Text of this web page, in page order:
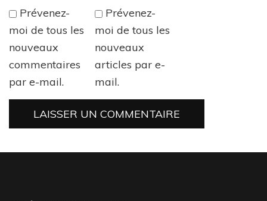
Prévenez-
moi de tous les
nouveaux
commentaires
par e-mail.
Prévenez-
moi de tous les
nouveaux
articles par e-
mail.